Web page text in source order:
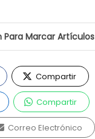
Para Marcar Artículos
Compartir
Compartir
Correo Electrónico